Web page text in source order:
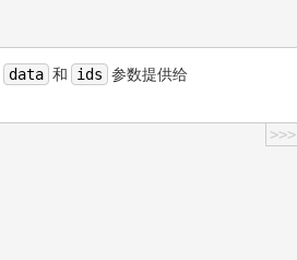
data 和 ids 参数提供给
>>>